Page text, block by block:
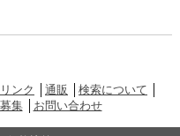
ンク 通販 検索について
集│ お問い合わせ